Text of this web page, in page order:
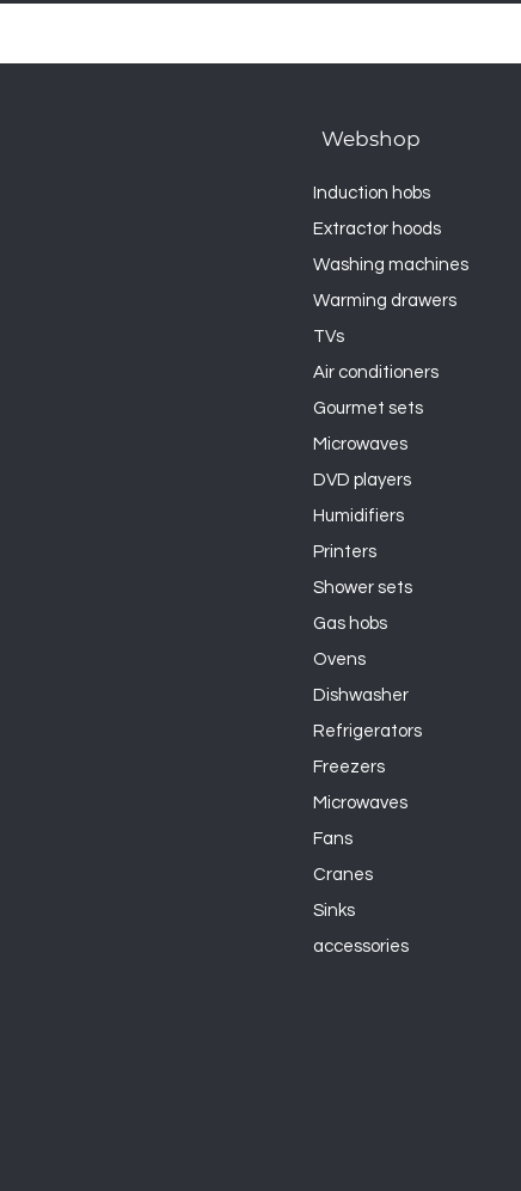
Webshop
Induction hobs
Extractor hoods
Washing machines
Warming drawers
TVs
Air conditioners
Gourmet sets
Microwaves
DVD players
Humidifiers
Printers
Shower sets
Gas hobs
Ovens
Dishwasher
Refrigerators
Freezers
Microwaves
Fans
Cranes
Sinks
accessories